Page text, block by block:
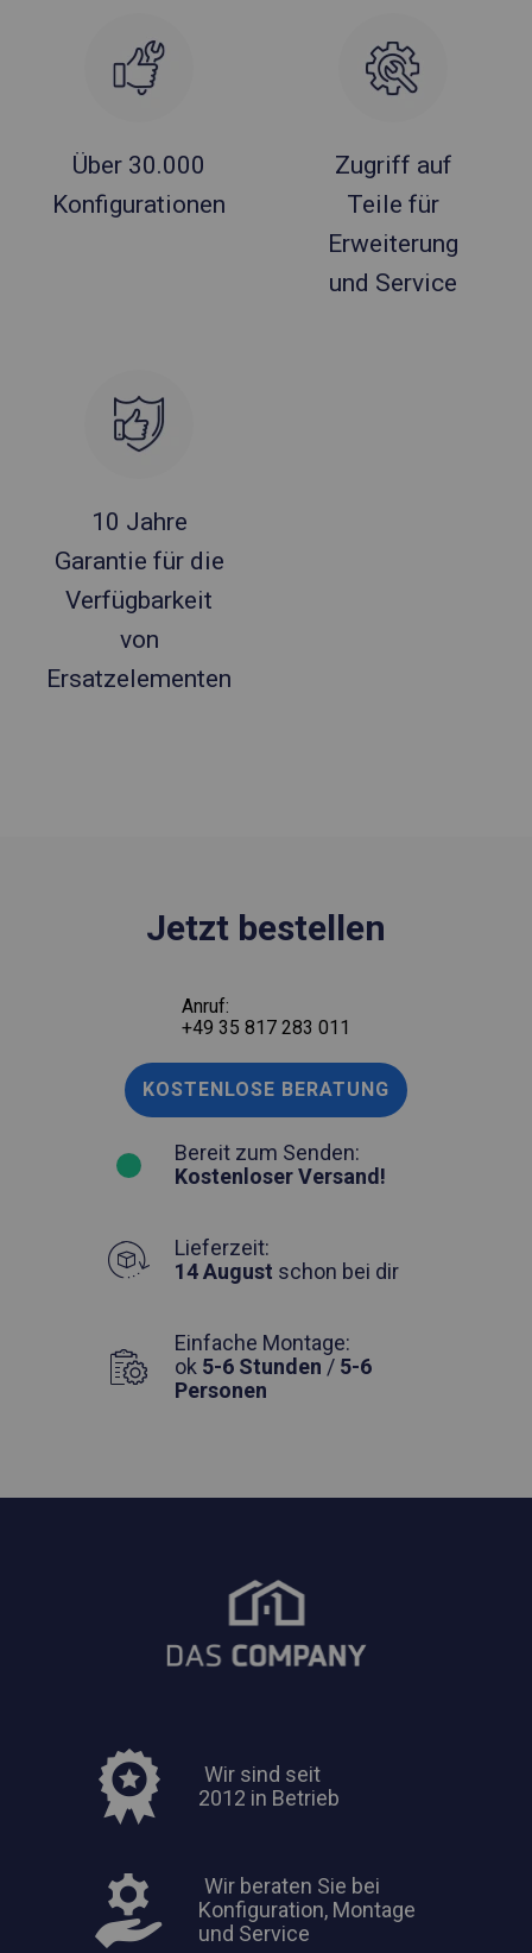
Über 30.000
Konfigurationen
Zugriff auf
Teile für
Erweiterung
und Service
10 Jahre
Garantie für die
Verfügbarkeit
von
Ersatzelementen
Jetzt bestellen
Anruf:
+49 35 817 283 011
KOSTENLOSE BERATUNG
Bereit zum Senden:
Kostenloser Versand!
Lieferzeit:
14 August schon bei dir
Einfache Montage:
ok 5-6 Stunden / 5-6
Personen
Wir sind seit
2012 in Betrieb
Wir beraten Sie bei
Konfiguration, Montage
und Service